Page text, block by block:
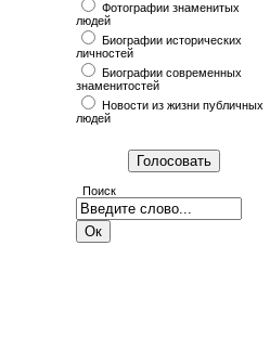
Фотографии знаменитых
людей
Биографии исторических
личностей
Биографии современных
знаменитостей
Новости из жизни публичных
людей
Поиск